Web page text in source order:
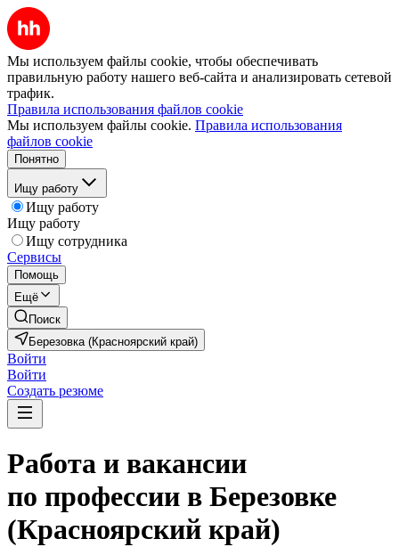
Мы используем файлы cookie, чтобы обеспечивать
правильную работу нашего веб-сайта и анализировать сетевой
трафик.
Правила использования файлов cookie
Мы используем файлы cookie. Правила использования
файлов cookie
Понятно
Ищу работу
Ищу работу
Ищу работу
Ищу сотрудника
Сервисы
Помощь
Ещё
Поиск
Березовка (Красноярский край)
Войти
Войти
Создать резюме
Работа и вакансии
по профессии в Березовке
(Красноярский край)